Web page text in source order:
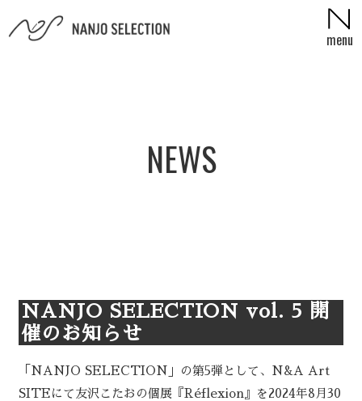
コンテンツへスキップ menu
NEWS
NANJO SELECTION vol. 5 開
催のお知らせ
「NANJO SELECTION」の第5弾として、N&A Art
SITEにて友沢こたおの個展『Réflexion』を2024年8月30